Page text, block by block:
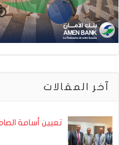
آخر المقالات
تعيين أسامة